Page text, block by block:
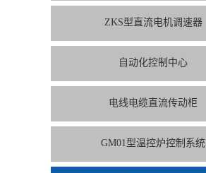
ZKS型直流电机调速器
自动化控制中心
电线电缆直流传动柜
GM01型温控炉控制系统